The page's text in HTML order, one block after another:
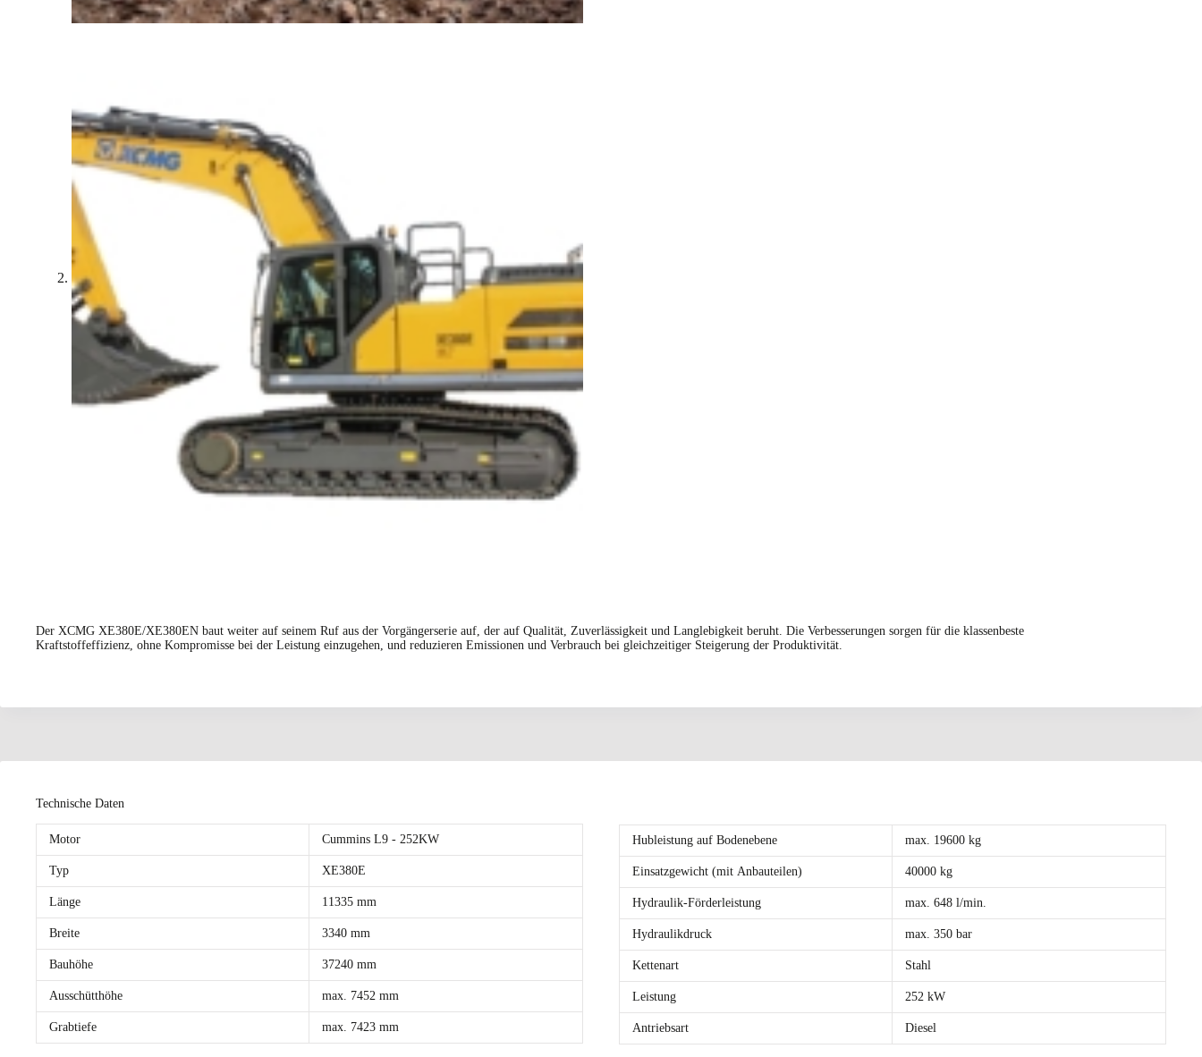
Der XCMG XE380E/XE380EN baut weiter auf seinem Ruf aus der Vorgängerserie auf, der auf Qualität, Zuverlässigkeit und Langlebigkeit beruht. Die Verbesserungen sorgen für die klassenbeste
Kraftstoffeffizienz, ohne Kompromisse bei der Leistung einzugehen, und reduzieren Emissionen und Verbrauch bei gleichzeitiger Steigerung der Produktivität.
Technische Daten
Motor Cummins L9 - 252KW
Typ XE380E
Länge 11335 mm
Breite 3340 mm
Bauhöhe 37240 mm
Ausschütthöhe max. 7452 mm
Grabtiefe max. 7423 mm
Hubleistung auf Bodenebene max. 19600 kg
Einsatzgewicht (mit Anbauteilen) 40000 kg
Hydraulik-Förderleistung max. 648 l/min.
Hydraulikdruck max. 350 bar
Kettenart Stahl
Leistung 252 kW
Antriebsart Diesel